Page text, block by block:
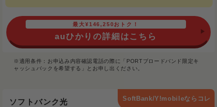
最大¥146,250おトク！
auひかりの詳細はこちら
※適用条件：お申込み内容確認電話の際に「PORTブロードバンド限定キ
ャッシュバックを希望する」とお申し出ください。
ソフトバンク光 SoftBank/Y!mobileならコレ